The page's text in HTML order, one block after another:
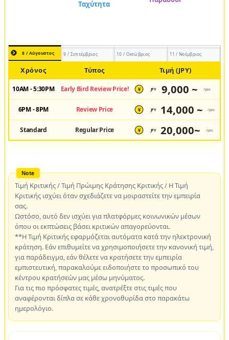
8 / Αύγουστος 9 / Σεπτέμβριος 10 / Οκτώβριος 11 / Νοέμβριος
Χρόνος Τύπος Τιμή (JPY)
10AM - 5:30PM Early Bird Review Price! ¥ JPY 9,000 ~ /pax
6PM - 8PM Review Price ¥ JPY 14,000 ~ /pax
Standard Regular Price ¥ JPY 20,000~ /pax
Τιμή Κριτικής / Τιμή Πρώιμης Κράτησης Κριτικής / Η Τιμή
Κριτικής ισχύει όταν σχεδιάζετε να μοιραστείτε την εμπειρία
σας.
Ωστόσο, αυτό δεν ισχύει για πλατφόρμες κοινωνικών μέσων
όπου οι εκπτώσεις βάσει κριτικών απαγορεύονται.
**Η Τιμή Κριτικής εφαρμόζεται αυτόματα κατά την ηλεκτρονική
κράτηση. Εάν επιθυμείτε να χρησιμοποιήσετε την κανονική τιμή,
για παράδειγμα, εάν θέλετε να κρατήσετε την εμπειρία
εμπιστευτική, παρακαλούμε ειδοποιήστε το προσωπικό του
κέντρου κρατήσεών μας μέσω μηνύματος.
Για τις πιο πρόσφατες τιμές, ανατρέξτε στις τιμές που
αναφέρονται δίπλα σε κάθε χρονοθυρίδα στο παρακάτω
ημερολόγιο.